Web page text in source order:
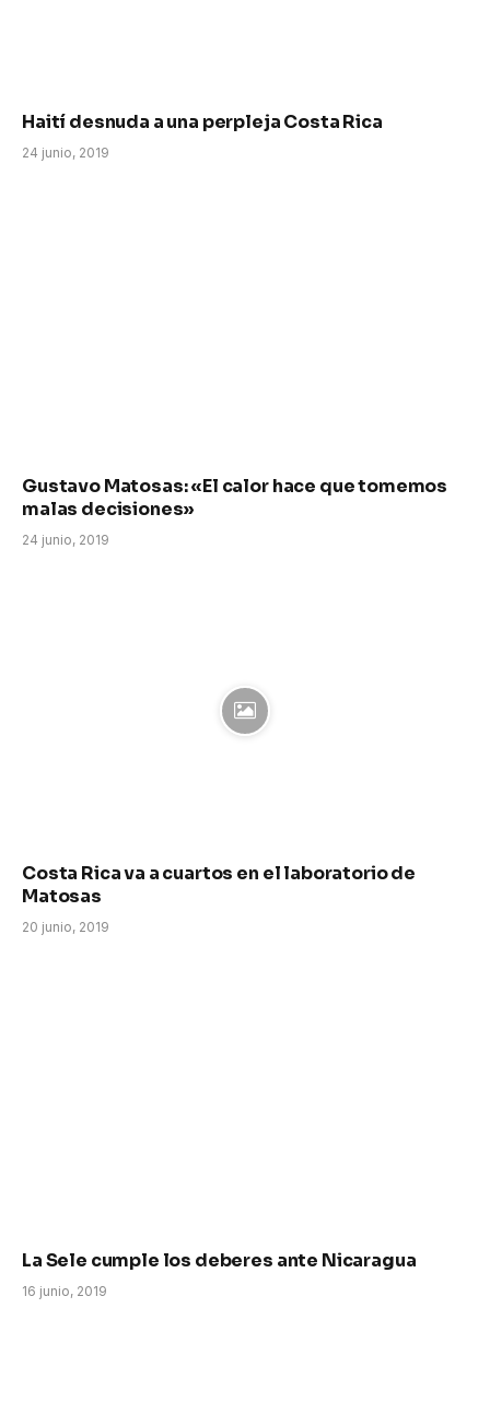
Haití desnuda a una perpleja Costa Rica
24 junio, 2019
Gustavo Matosas: «El calor hace que tomemos
malas decisiones»
24 junio, 2019
Costa Rica va a cuartos en el laboratorio de
Matosas
20 junio, 2019
La Sele cumple los deberes ante Nicaragua
16 junio, 2019